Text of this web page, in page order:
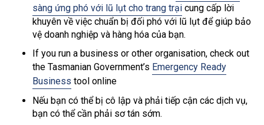
sàng ứng phó với lũ lụt cho trang trại cung cấp lời
khuyên về việc chuẩn bị đối phó với lũ lụt để giúp bảo
vệ doanh nghiệp và hàng hóa của bạn.
If you run a business or other organisation, check out
the Tasmanian Government’s Emergency Ready
Business tool online
Nếu bạn có thể bị cô lập và phải tiếp cận các dịch vụ,
bạn có thể cần phải sơ tán sớm.